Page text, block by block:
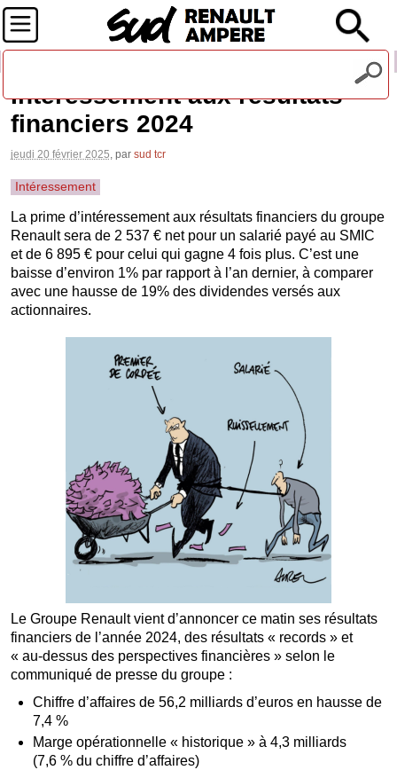
Intéressement aux résultats
financiers 2024
jeudi 20 février 2025 , par sud tcr
Intéressement
La prime d’intéressement aux résultats financiers du groupe
Renault sera de 2 537 € net pour un salarié payé au SMIC
et de 6 895 € pour celui qui gagne 4 fois plus. C’est une
baisse d’environ 1% par rapport à l’an dernier, à comparer
avec une hausse de 19% des dividendes versés aux
actionnaires.
Le Groupe Renault vient d’annoncer ce matin ses résultats
financiers de l’année 2024, des résultats « records » et
« au-dessus des perspectives financières » selon le
communiqué de presse du groupe :
Chiffre d’affaires de 56,2 milliards d’euros en hausse de
7,4 %
Marge opérationnelle « historique » à 4,3 milliards
(7,6 % du chiffre d’affaires)